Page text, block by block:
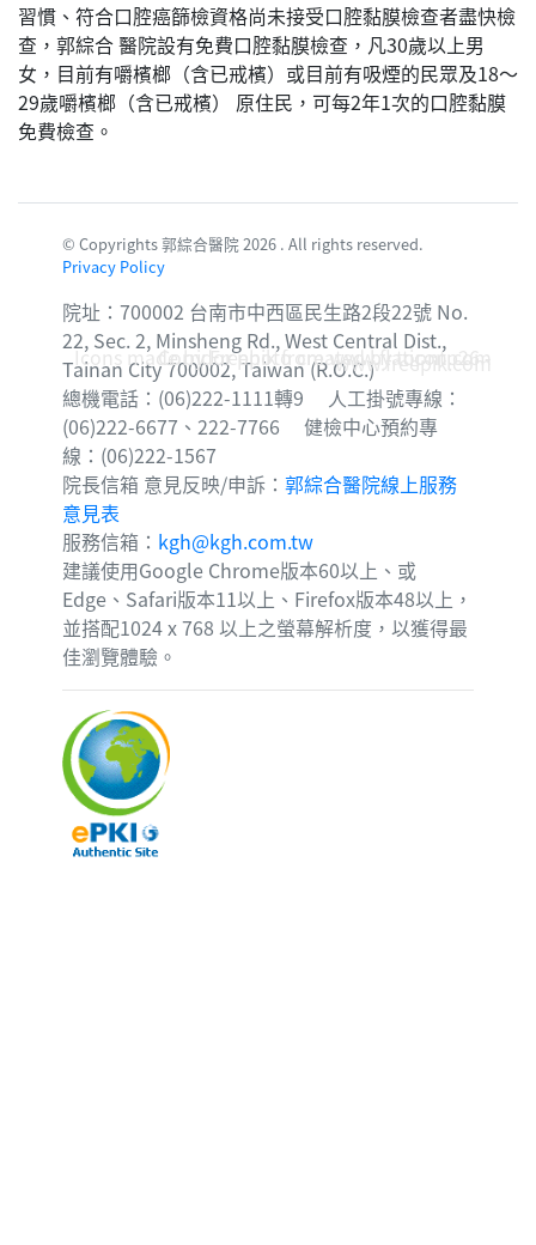
習慣、符合口腔癌篩檢資格尚未接受口腔黏膜檢查者盡快檢
查，郭綜合 醫院設有免費口腔黏膜檢查，凡30歲以上男
女，目前有嚼檳榔（含已戒檳）或目前有吸煙的民眾及18～
29歲嚼檳榔（含已戒檳） 原住民，可每2年1次的口腔黏膜
免費檢查。
© Copyrights 郭綜合醫院 2026 . All rights reserved.
Privacy Policy
院址：700002 台南市中西區民生路2段22號 No.
22, Sec. 2, Minsheng Rd., West Central Dist.,
Tainan City 700002, Taiwan (R.O.C.)
總機電話：(06)222-1111轉9 人工掛號專線：
(06)222-6677、222-7766 健檢中心預約專
線：(06)222-1567
院長信箱 意見反映/申訴：郭綜合醫院線上服務
意見表
服務信箱： kgh@kgh.com.tw
建議使用Google Chrome版本60以上、或
Edge、Safari版本11以上、Firefox版本48以上，
並搭配1024 x 768 以上之螢幕解析度，以獲得最
佳瀏覽體驗。
Icons made byFreepikfromwww.flaticon.com
Corridor photo created by topntp26 -
www.freepik.com